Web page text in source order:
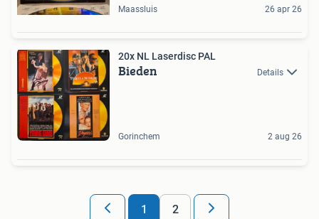
Maassluis 26 apr 26
20x NL Laserdisc PAL
Bieden Details
Gorinchem 2 aug 26
1 2